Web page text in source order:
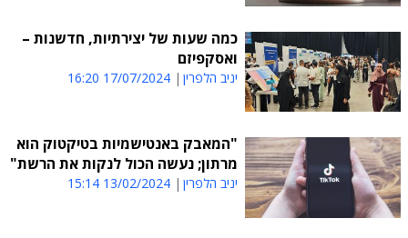
כמה שעות של יצירתיות, חדשנות –
ואסקפיזם
יניב הלפרין 17/07/2024 16:20
"המאבק באנטישמיות בטיקטוק הוא
מרתון; נעשה הכול לנקות את הרשת"
יניב הלפרין 13/02/2024 15:14